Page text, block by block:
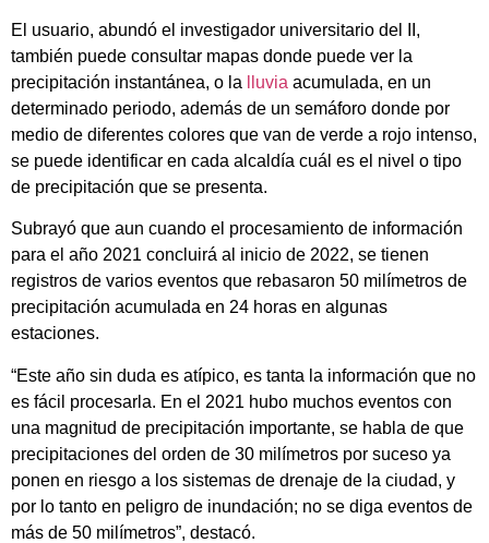
El usuario, abundó el investigador universitario del II,
también puede consultar mapas donde puede ver la
precipitación instantánea, o la lluvia acumulada, en un
determinado periodo, además de un semáforo donde por
medio de diferentes colores que van de verde a rojo intenso,
se puede identificar en cada alcaldía cuál es el nivel o tipo
de precipitación que se presenta.
Subrayó que aun cuando el procesamiento de información
para el año 2021 concluirá al inicio de 2022, se tienen
registros de varios eventos que rebasaron 50 milímetros de
precipitación acumulada en 24 horas en algunas
estaciones.
“Este año sin duda es atípico, es tanta la información que no
es fácil procesarla. En el 2021 hubo muchos eventos con
una magnitud de precipitación importante, se habla de que
precipitaciones del orden de 30 milímetros por suceso ya
ponen en riesgo a los sistemas de drenaje de la ciudad, y
por lo tanto en peligro de inundación; no se diga eventos de
más de 50 milímetros”, destacó.